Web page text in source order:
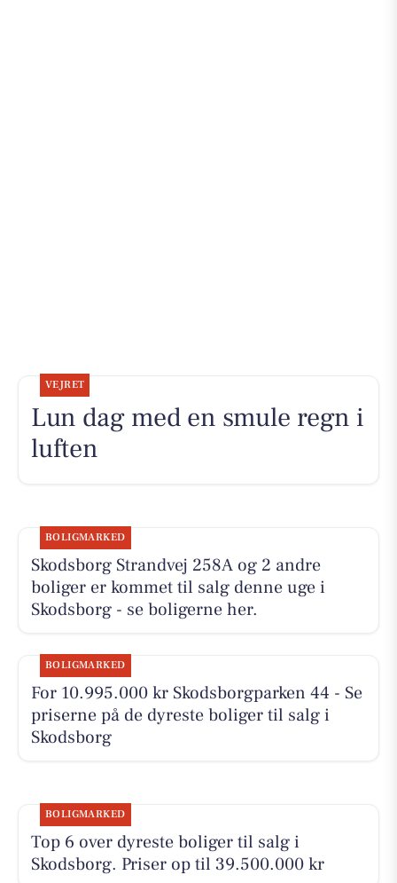
VEJRET
Lun dag med en smule regn i
luften
BOLIGMARKED
Skodsborg Strandvej 258A og 2 andre
boliger er kommet til salg denne uge i
Skodsborg - se boligerne her.
BOLIGMARKED
For 10.995.000 kr Skodsborgparken 44 - Se
priserne på de dyreste boliger til salg i
Skodsborg
BOLIGMARKED
Top 6 over dyreste boliger til salg i
Skodsborg. Priser op til 39.500.000 kr